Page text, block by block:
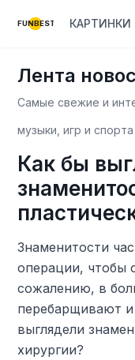
FUNBEST КАРТИНКИ
Лента
Самые свежие и
музыки, игр и спорта
Как бы
Знаменитости
операции, чтобы
сожалению, в
перебарщивают
выглядели
хирургии?